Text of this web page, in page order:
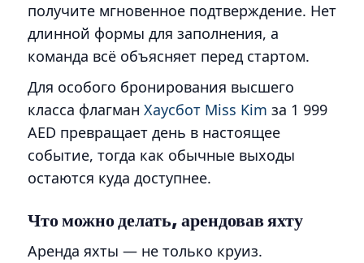
получите мгновенное подтверждение. Нет
длинной формы для заполнения, а
команда всё объясняет перед стартом.
Для особого бронирования высшего
класса флагман Хаусбот Miss Kim за 1 999
AED превращает день в настоящее
событие, тогда как обычные выходы
остаются куда доступнее.
Что можно делать, арендовав яхту
Аренда яхты — не только круиз.